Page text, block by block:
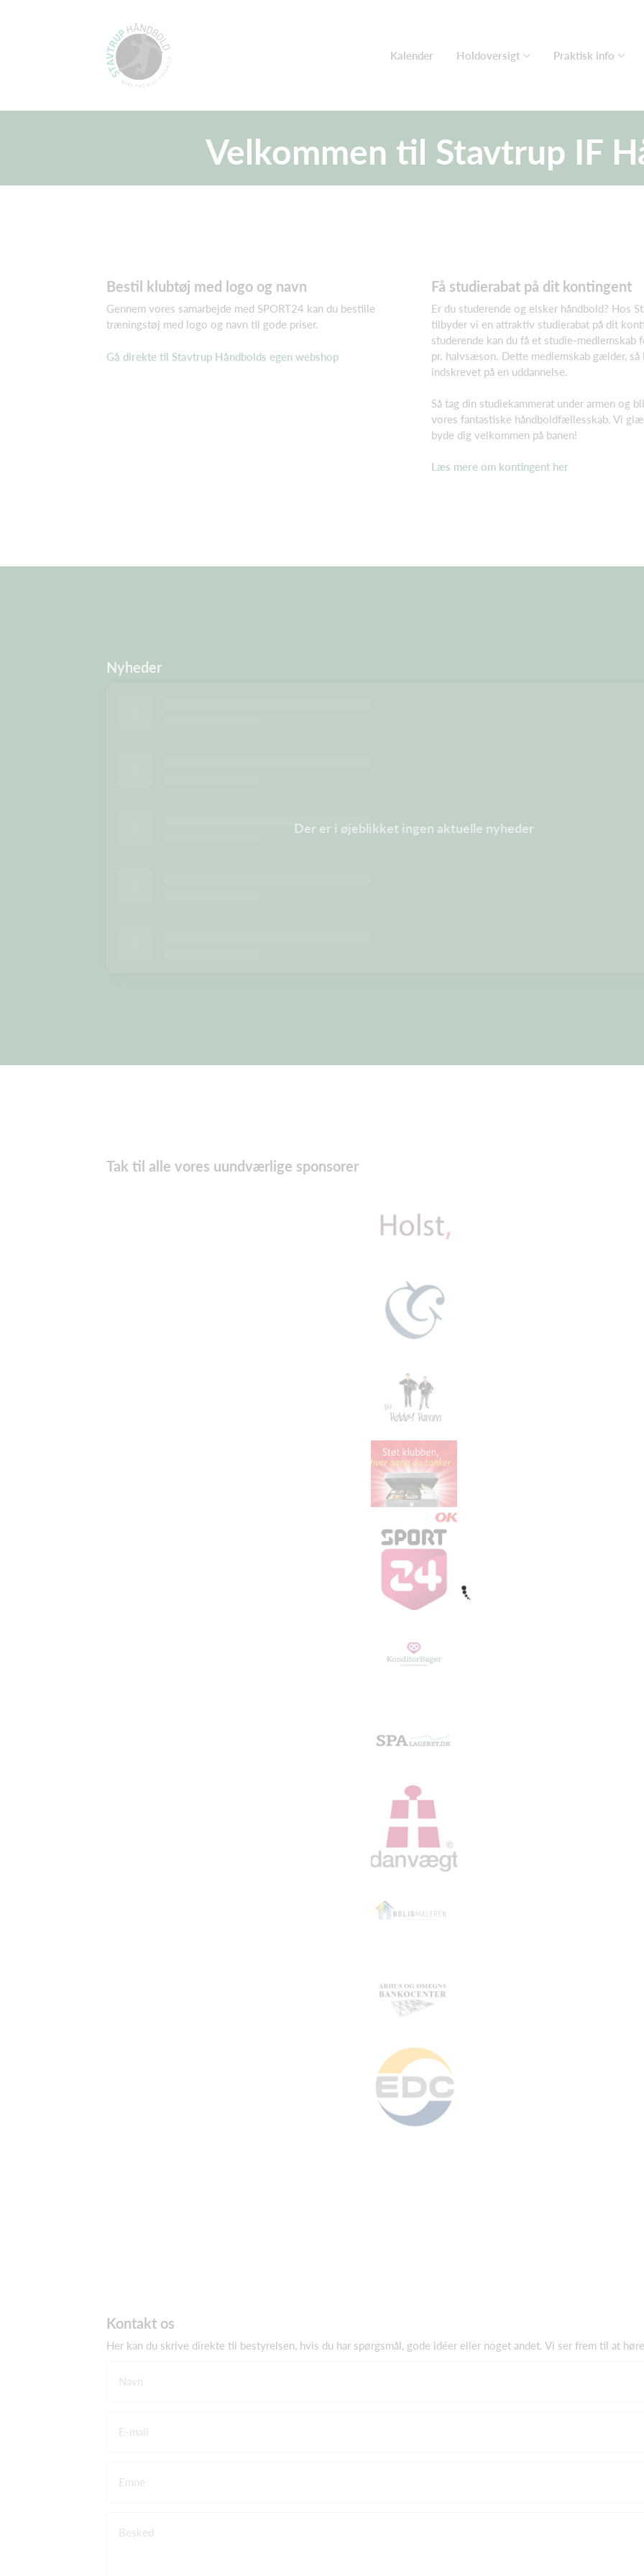
Kalender Holdoversigt Praktisk info
Velkommen til Stavtrup IF
Bestil klubtøj med logo og navn
Gennem vores samarbejde med SPORT24 kan du bestille
træningstøj med logo og navn til gode priser.
Gå direkte til Stavtrup Håndbolds egen webshop
Få studierabat på dit kontingent
Er du studerende og elsker håndbold? Hos
tilbyder vi en attraktiv studierabat på dit
studerende kan du få et studie-medlemskab
pr. halvsæson. Dette medlemskab gælder,
indskrevet på en uddannelse.
Så tag din studiekammerat under armen og
vores fantastiske håndboldfællesskab. Vi
byde dig velkommen på banen!
Læs mere om kontingent her
Nyheder
Der er i øjeblikket ingen aktuelle nyheder
Tak til alle vores uundværlige sponsorer
Kontakt os
Her kan du skrive direkte til bestyrelsen, hvis du har spørgsmål, gode idéer eller noget andet. Vi ser frem til at
Navn
E-mail
Emne
Besked